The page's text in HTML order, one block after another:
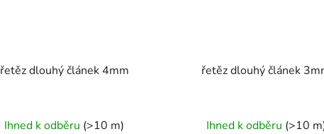
řetěz dlouhý článek 4mm
Ihned k odběru (>10 m)
řetěz dlouhý článek
Ihned k odběru (>10